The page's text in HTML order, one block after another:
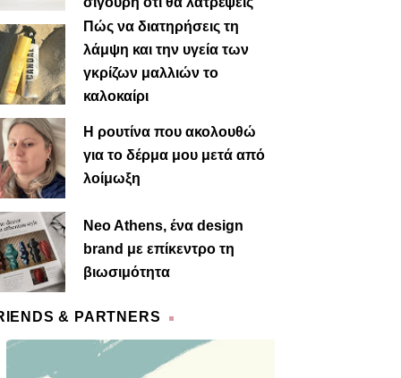
Πώς να διατηρήσεις τη
λάμψη και την υγεία των
γκρίζων μαλλιών το
καλοκαίρι
Η ρουτίνα που ακολουθώ
για το δέρμα μου μετά από
λοίμωξη
Neo Athens, ένα design
brand με επίκεντρο τη
βιωσιμότητα
& PARTNERS